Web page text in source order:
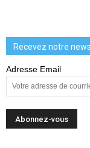
Recevez notre
Adresse Email